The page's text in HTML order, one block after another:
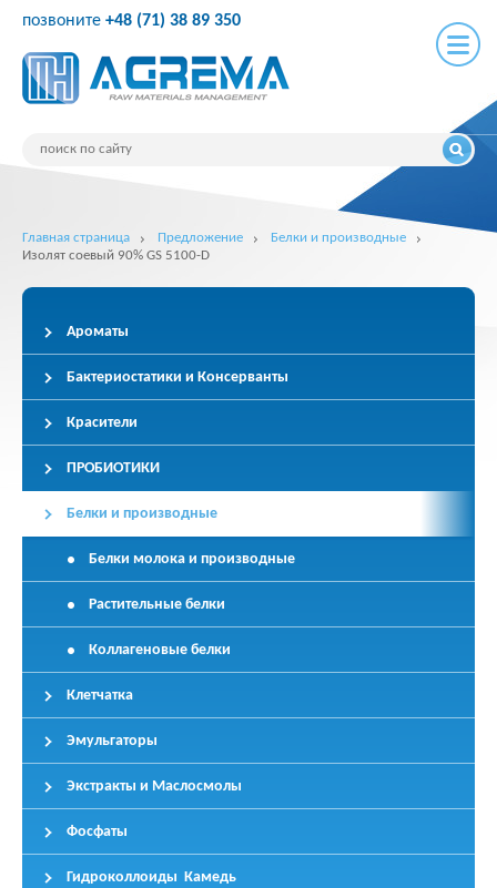
позвоните +48 (71) 38 89 350
Главная страница Предложение
Белки и производные
Изолят соевый 90% GS 5100-D
Ароматы
Бактериостатики и Консерванты
Красители
ПРОБИОТИКИ
Белки и производные
Белки молока и производные
Растительные белки
Коллагеновые белки
Клетчатка
Эмульгаторы
Экстракты и Маслосмолы
Фосфаты
Гидроколлоиды Камедь